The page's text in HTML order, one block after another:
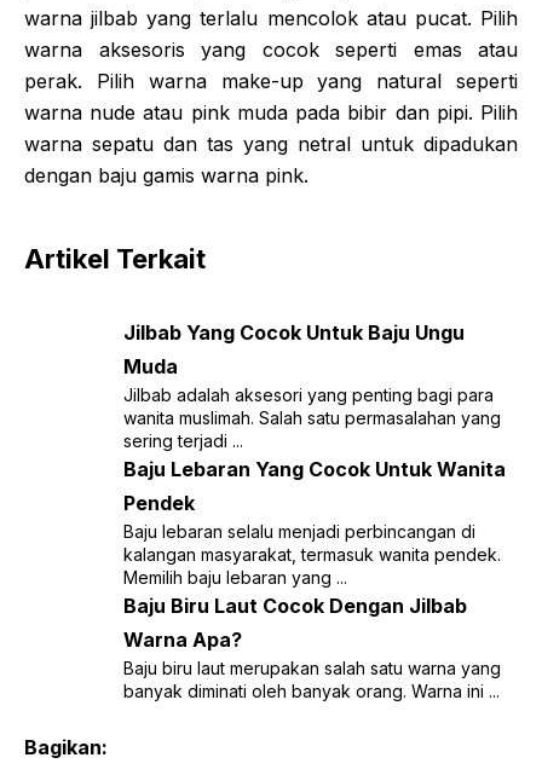
warna jilbab yang terlalu mencolok atau pucat. Pilih
warna aksesoris yang cocok seperti emas atau
perak. Pilih warna make-up yang natural seperti
warna nude atau pink muda pada bibir dan pipi. Pilih
warna sepatu dan tas yang netral untuk dipadukan
dengan baju gamis warna pink.
Artikel Terkait
Jilbab Yang Cocok Untuk Baju Ungu
Muda
Jilbab adalah aksesori yang penting bagi para
wanita muslimah. Salah satu permasalahan yang
sering terjadi ...
Baju Lebaran Yang Cocok Untuk Wanita
Pendek
Baju lebaran selalu menjadi perbincangan di
kalangan masyarakat, termasuk wanita pendek.
Memilih baju lebaran yang ...
Baju Biru Laut Cocok Dengan Jilbab
Warna Apa?
Baju biru laut merupakan salah satu warna yang
banyak diminati oleh banyak orang. Warna ini ...
Bagikan: